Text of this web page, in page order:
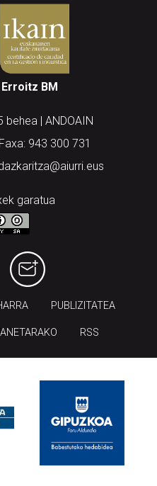
BM
behea | ANDOAIN
943 300 731
garatua
PUBLIZITATEA
RSS